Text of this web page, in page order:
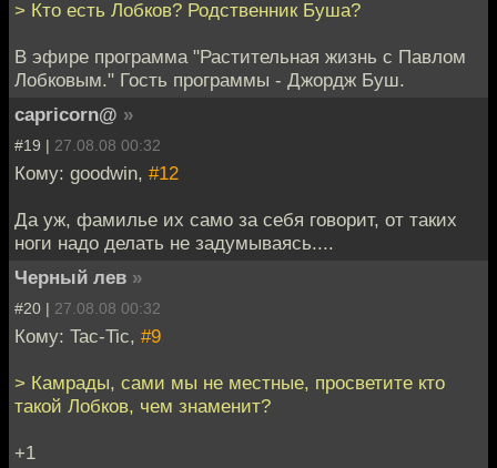
> Кто есть Лобков? Родственник Буша?
В эфире программа "Растительная жизнь с Павлом
Лобковым." Гость программы - Джордж Буш.
capricorn@ »
#19 | 27.08.08 00:32
Кому: goodwin, #12
Да уж, фамилье их само за себя говорит, от таких
ноги надо делать не задумываясь....
Черный лев »
#20 | 27.08.08 00:32
Кому: Tac-Tic, #9
> Камрады, сами мы не местные, просветите кто
такой Лобков, чем знаменит?
+1